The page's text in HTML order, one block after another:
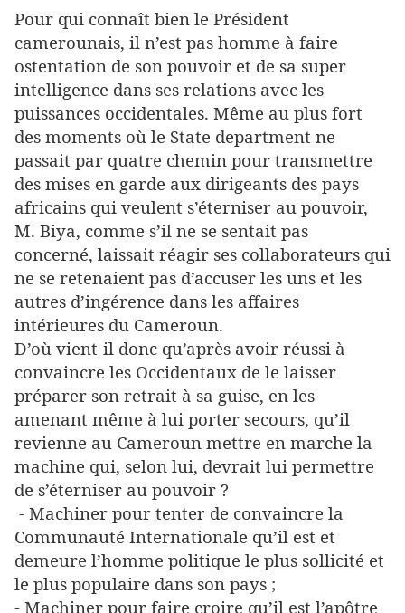
Pour qui connaît bien le Président
camerounais, il n’est pas homme à faire
ostentation de son pouvoir et de sa super
intelligence dans ses relations avec les
puissances occidentales. Même au plus fort
des moments où le State department ne
passait par quatre chemin pour transmettre
des mises en garde aux dirigeants des pays
africains qui veulent s’éterniser au pouvoir,
M. Biya, comme s’il ne se sentait pas
concerné, laissait réagir ses collaborateurs qui
ne se retenaient pas d’accuser les uns et les
autres d’ingérence dans les affaires
intérieures du Cameroun.
D’où vient-il donc qu’après avoir réussi à
convaincre les Occidentaux de le laisser
préparer son retrait à sa guise, en les
amenant même à lui porter secours, qu’il
revienne au Cameroun mettre en marche la
machine qui, selon lui, devrait lui permettre
de s’éterniser au pouvoir ?
- Machiner pour tenter de convaincre la
Communauté Internationale qu’il est et
demeure l’homme politique le plus sollicité et
le plus populaire dans son pays ;
- Machiner pour faire croire qu’il est l’apôtre